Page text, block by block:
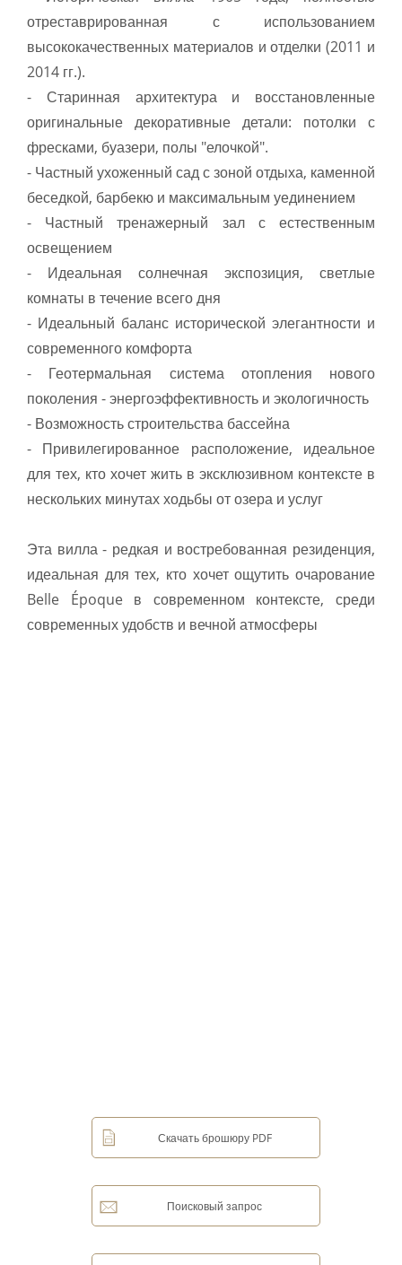
отреставрированная с использованием
высококачественных материалов и отделки (2011 и
2014 гг.).
- Старинная архитектура и восстановленные
оригинальные декоративные детали: потолки с
фресками, буазери, полы "елочкой".
- Частный ухоженный сад с зоной отдыха, каменной
беседкой, барбекю и максимальным уединением
- Частный тренажерный зал с естественным
освещением
- Идеальная солнечная экспозиция, светлые
комнаты в течение всего дня
- Идеальный баланс исторической элегантности и
современного комфорта
- Геотермальная система отопления нового
поколения - энергоэффективность и экологичность
- Возможность строительства бассейна
- Привилегированное расположение, идеальное
для тех, кто хочет жить в эксклюзивном контексте в
нескольких минутах ходьбы от озера и услуг
Эта вилла - редкая и востребованная резиденция,
идеальная для тех, кто хочет ощутить очарование
Belle Époque в современном контексте, среди
современных удобств и вечной атмосферы
Скачать брошюру PDF
Поисковый запрос